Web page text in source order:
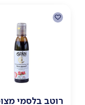
רוטב בלסמי